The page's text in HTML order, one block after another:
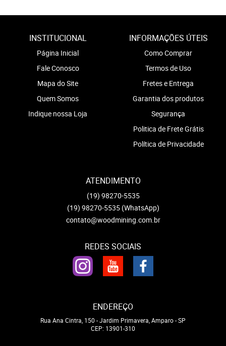
INSTITUCIONAL
Página Inicial
Fale Conosco
Mapa do Site
Quem Somos
Indique nossa Loja
INFORMAÇÕES ÚTEIS
Como Comprar
Termos de Uso
Fretes e Entrega
Garantia dos produtos
Segurança
Politica de Frete Grátis
Política de Privacidade
ATENDIMENTO
(19) 98270-5535
(19) 98270-5535 (WhatsApp)
contato@woodmining.com.br
REDES SOCIAIS
ENDEREÇO
Rua Ana Cintra, 150 -Jardim Primavera, Amparo-SP
CEP: 13901-310